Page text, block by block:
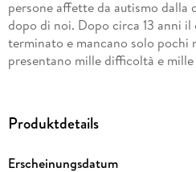
persone affette da autismo dalla
dopo di noi. Dopo circa 13 anni
terminato e mancano solo pochi
presentano mille difficoltà e
che combattono una battaglia di
portano avanti tante iniziative,
loro figli tutto quello che è
Produktdetails
Erscheinungsdatum